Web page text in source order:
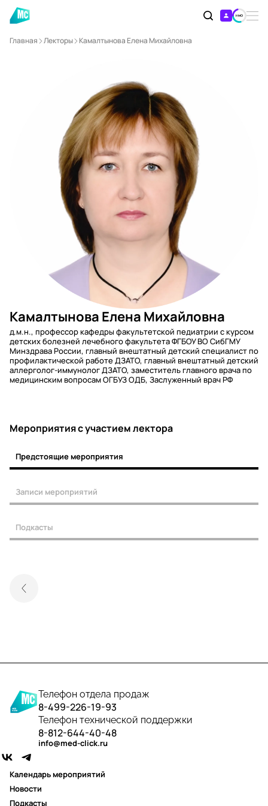
Главная Лекторы Камалтынова Елена Михайловна
Камалтынова Елена Михайловна
д.м.н., профессор кафедры факультетской педиатрии с курсом
детских болезней лечебного факультета ФГБОУ ВО СибГМУ
Минздрава России, главный внештатный детский специалист по
профилактической работе ДЗАТО, главный внештатный детский
аллерголог-иммунолог ДЗАТО, заместитель главного врача по
медицинским вопросам ОГБУЗ ОДБ, Заслуженный врач РФ
Мероприятия c участием лектора
Предстоящие мероприятия
Записи мероприятий
Подкасты
Телефон отдела продаж
8-499-226-19-93
Телефон технической поддержки
8-812-644-40-48
info@med-click.ru
Календарь мероприятий
Новости
Подкасты